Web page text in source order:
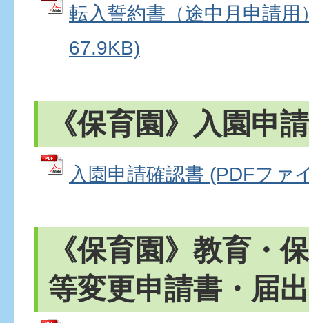
転入誓約書（途中月申請
67.9KB)
《保育園》入園申
入園申請確認書 (PDFファ
《保育園》教育・
等変更申請書・届